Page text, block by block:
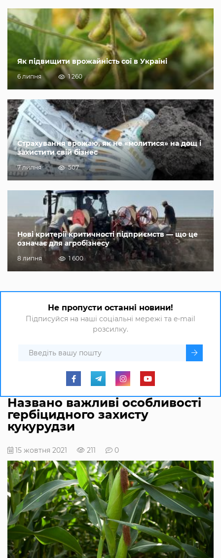
Як підвищити врожайність сої в Україні
6 липня 1 260
Страхування врожаю, як не «молитися» на дощ і
захистити свій бізнес
7 липня 507
Нові критерії критичності підприємств — що це
означає для агробізнесу
8 липня 1 600
Не пропусти останні новини!
Підписуйся на наші соціальні мережі та e-mail
розсилку.
Названо важливі особливості
гербіцидного захисту
кукурудзи
15 жовтня 2021 211 0